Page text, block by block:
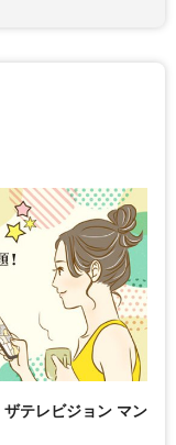
ザテレビジョン マン